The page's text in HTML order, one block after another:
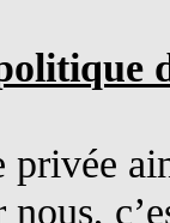
nous,